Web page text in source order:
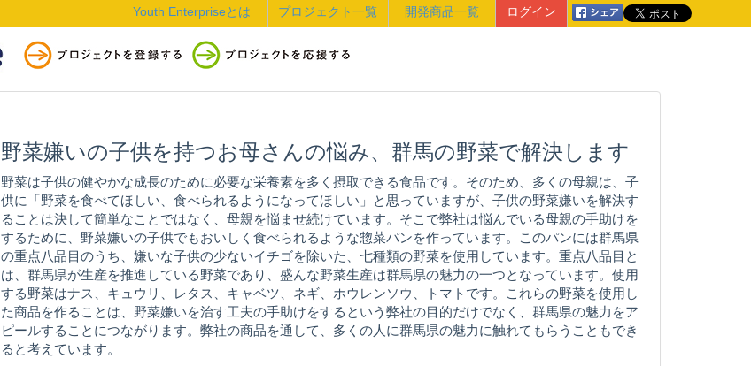
ログイン
開発商品一覧
プロジェクト一覧
Youth Enterpriseとは
野菜嫌いの子供を持つお母さんの悩み、群馬の野菜で解決します
野菜は子供の健やかな成長のために必要な栄養素を多く摂取できる食品です。そのため、多くの母親は、子
供に「野菜を食べてほしい、食べられるようになってほしい」と思っていますが、子供の野菜嫌いを解決す
ることは決して簡単なことではなく、母親を悩ませ続けています。そこで弊社は悩んでいる母親の手助けを
するために、野菜嫌いの子供でもおいしく食べられるような惣菜パンを作っています。このパンには群馬県
の重点八品目のうち、嫌いな子供の少ないイチゴを除いた、七種類の野菜を使用しています。重点八品目と
は、群馬県が生産を推進している野菜であり、盛んな野菜生産は群馬県の魅力の一つとなっています。使用
する野菜はナス、キュウリ、レタス、キャベツ、ネギ、ホウレンソウ、トマトです。これらの野菜を使用し
た商品を作ることは、野菜嫌いを治す工夫の手助けをするという弊社の目的だけでなく、群馬県の魅力をア
ピールすることにつながります。弊社の商品を通して、多くの人に群馬県の魅力に触れてもらうこともでき
ると考えています。